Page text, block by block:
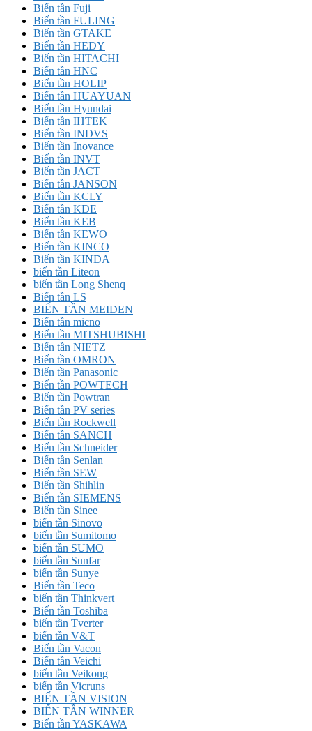
Biến tần Fuji
Biến tần FULING
Biến tần GTAKE
Biến tần HEDY
Biến tần HITACHI
Biến tần HNC
Biến tần HOLIP
Biến tần HUAYUAN
Biến tần Hyundai
Biến tần IHTEK
Biến tần INDVS
Biến tần Inovance
Biến tần INVT
Biến tần JACT
Biến tần JANSON
Biến tần KCLY
Biến tần KDE
Biến tần KEB
Biến tần KEWO
Biến tần KINCO
Biến tần KINDA
biến tần Liteon
biến tần Long Shenq
Biến tần LS
BIẾN TẦN MEIDEN
Biến tần micno
Biến tần MITSHUBISHI
Biến tần NIETZ
Biến tần OMRON
Biến tần Panasonic
Biến tần POWTECH
Biến tần Powtran
Biến tần PV series
Biến tần Rockwell
Biến tần SANCH
Biến tần Schneider
Biến tần Senlan
Biến tần SEW
Biến tần Shihlin
Biến tần SIEMENS
Biến tần Sinee
biến tần Sinovo
biến tần Sumitomo
biến tần SUMO
biến tần Sunfar
biến tần Sunye
Biến tần Teco
biến tần Thinkvert
Biến tần Toshiba
biến tần Tverter
biến tần V&T
Biến tần Vacon
Biến tần Veichi
biến tần Veikong
biến tần Vicruns
BIẾN TẦN VISION
BIẾN TẦN WINNER
Biến tần YASKAWA